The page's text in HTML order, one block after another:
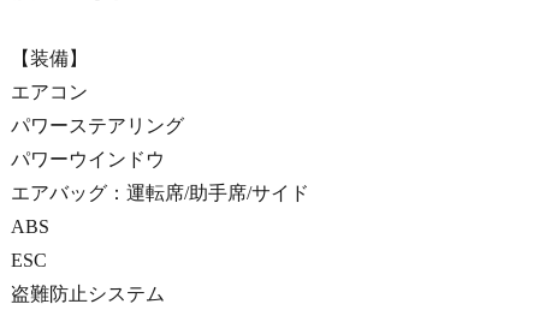
【装備】
エアコン
パワーステアリング
パワーウインドウ
エアバッグ：運転席/助手席/サイド
ABS
ESC
盗難防止システム